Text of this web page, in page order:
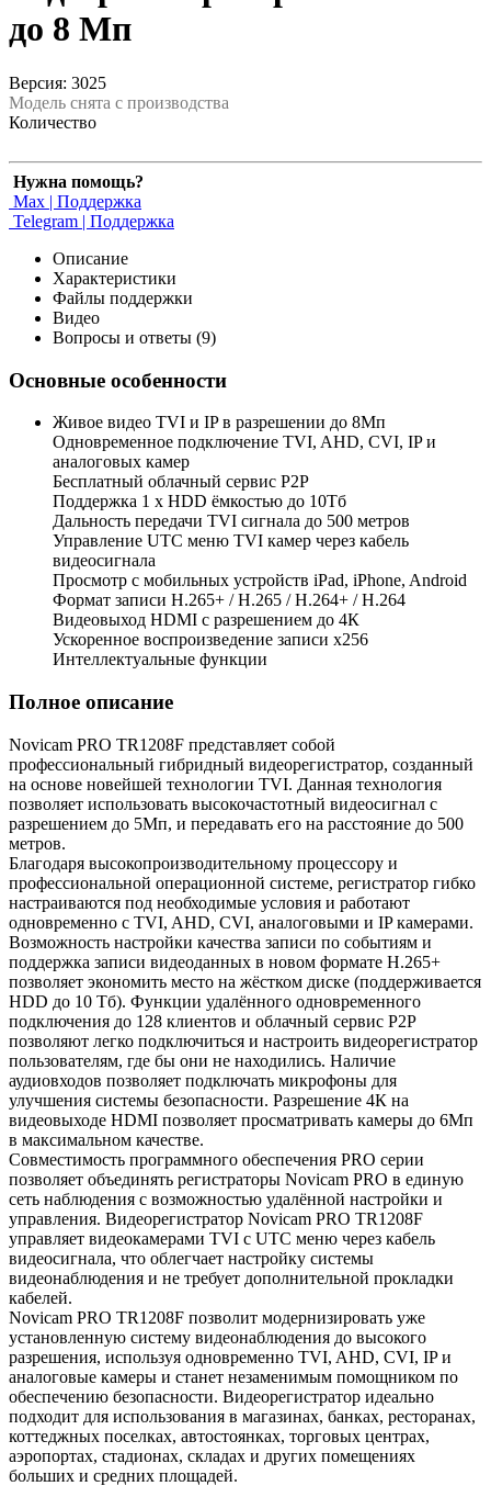
до 8 Мп
Версия: 3025
Модель снята с производства
Количество
Нужна помощь?
Max | Поддержка
Telegram | Поддержка
Описание
Характеристики
Файлы поддержки
Видео
Вопросы и ответы (9)
Основные особенности
Живое видео TVI и IP в разрешении до 8Мп
Одновременное подключение TVI, AHD, CVI, IP и
аналоговых камер
Бесплатный облачный сервис Р2Р
Поддержка 1 x HDD ёмкостью до 10Тб
Дальность передачи TVI сигнала до 500 метров
Управление UTC меню TVI камер через кабель
видеосигнала
Просмотр с мобильных устройств iPad, iPhone, Android
Формат записи H.265+ / H.265 / H.264+ / H.264
Видеовыход HDMI c разрешением до 4К
Ускоренное воспроизведение записи х256
Интеллектуальные функции
Полное описание
Novicam PRO TR1208F представляет собой
профессиональный гибридный видеорегистратор, созданный
на основе новейшей технологии TVI. Данная технология
позволяет использовать высокочастотный видеосигнал с
разрешением до 5Мп, и передавать его на расстояние до 500
метров.
Благодаря высокопроизводительному процессору и
профессиональной операционной системе, регистратор гибко
настраиваются под необходимые условия и работают
одновременно с TVI, AHD, CVI, аналоговыми и IP камерами.
Возможность настройки качества записи по событиям и
поддержка записи видеоданных в новом формате H.265+
позволяет экономить место на жёстком диске (поддерживается
HDD до 10 Tб). Функции удалённого одновременного
подключения до 128 клиентов и облачный сервис P2P
позволяют легко подключиться и настроить видеорегистратор
пользователям, где бы они не находились. Наличие
аудиовходов позволяет подключать микрофоны для
улучшения системы безопасности. Разрешение 4К на
видеовыходе HDMI позволяет просматривать камеры до 6Мп
в максимальном качестве.
Совместимость программного обеспечения PRO серии
позволяет объединять регистраторы Novicam PRO в единую
сеть наблюдения с возможностью удалённой настройки и
управления. Видеорегистратор Novicam PRO TR1208F
управляет видеокамерами TVI с UTC меню через кабель
видеосигнала, что облегчает настройку системы
видеонаблюдения и не требует дополнительной прокладки
кабелей.
Novicam PRO TR1208F позволит модернизировать уже
установленную систему видеонаблюдения до высокого
разрешения, используя одновременно TVI, AHD, CVI, IP и
аналоговые камеры и станет незаменимым помощником по
обеспечению безопасности. Видеорегистратор идеально
подходит для использования в магазинах, банках, ресторанах,
коттеджных поселках, автостоянках, торговых центрах,
аэропортах, стадионах, складах и других помещениях
больших и средних площадей.